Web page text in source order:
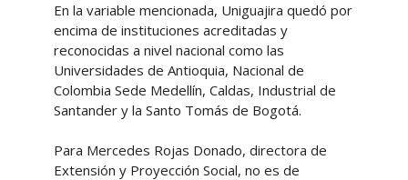
En la variable mencionada, Uniguajira quedó por
encima de instituciones acreditadas y
reconocidas a nivel nacional como las
Universidades de Antioquia, Nacional de
Colombia Sede Medellín, Caldas, Industrial de
Santander y la Santo Tomás de Bogotá.
Para Mercedes Rojas Donado, directora de
Extensión y Proyección Social, no es de